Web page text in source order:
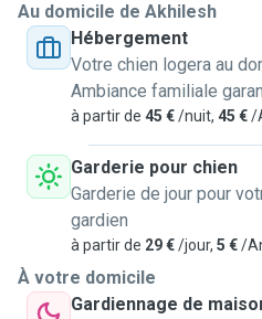
chance to make each pet feel
away-from-home setting,
parents. Your pet will have
retriever 🐶 Arsen.
I have previous experience
and temperaments, both for
platforms, so your pets are in
For everyone’s safety, I
kindly share any special needs
booking.
Au domicile de Akhilesh
Hébergement
Votre chien logera au
Ambiance familiale
à partir de 45 €/nuit, 45 €/
Garderie pour chien
Garderie de jour pour
gardien
à partir de 29 €/jour, 5 €/
À votre domicile
Gardiennage de